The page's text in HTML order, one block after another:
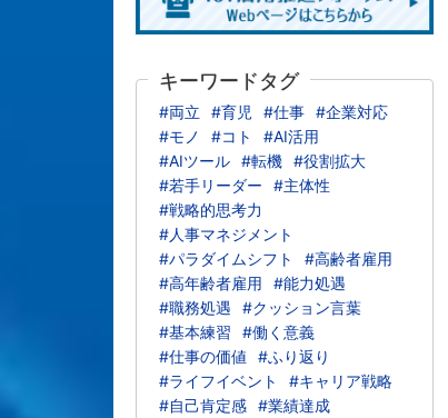
キーワードタグ
#両立 #育児 #仕事 #企業対応
#モノ
#コト
#AI活用
#AIツール #転機 #役割拡大
#若手リーダー
#主体性
#戦略的思考力
#人事マネジメント
#パラダイムシフト
#高齢者雇用
#高年齢者雇用
#能力処遇
#職務処遇
#クッション言葉
#基本練習
#働く意義
#仕事の価値
#ふり返り
#ライフイベント
#キャリア戦略
#自己肯定感 #業績達成